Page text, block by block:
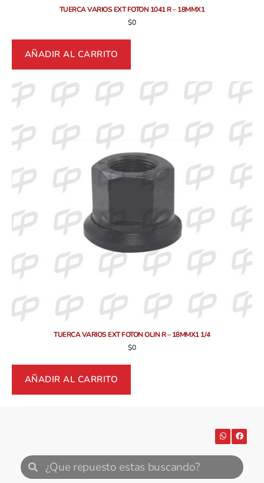
TUERCA VARIOS EXT FOTON 1041 R – 18MMX1
$0
AÑADIR AL CARRITO
TUERCA VARIOS EXT FOTON OLIN R – 18MMX1 1/4
$0
AÑADIR AL CARRITO